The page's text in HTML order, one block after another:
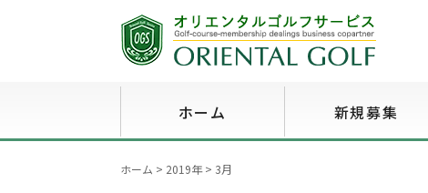
ホーム 新規募集
ホーム > 2019年> 3月